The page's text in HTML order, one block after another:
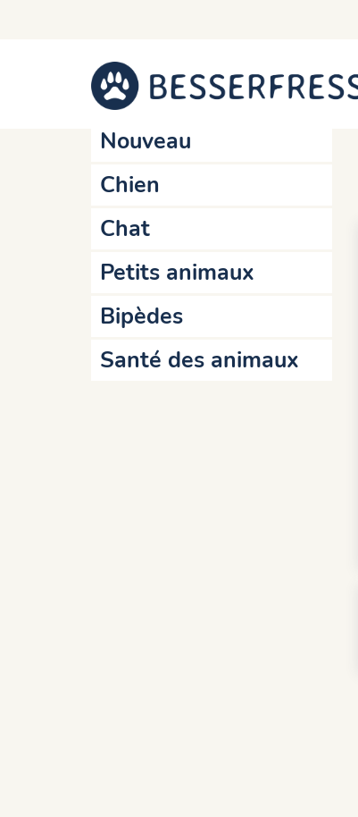
Actionnes
Nouveau
Chien
Chat
Petits animaux
Bipèdes
Santé des animaux